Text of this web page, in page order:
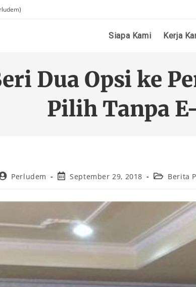
Siapa Kami Kerja
Dua Opsi ke
Pilih Tanpa
Perludem September 29, 2018 Berita